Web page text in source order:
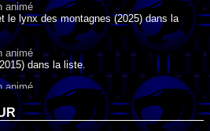
animé
le lynx des montagnes (2025) dans la
animé
dans la liste.
animé
dans la liste.
animé